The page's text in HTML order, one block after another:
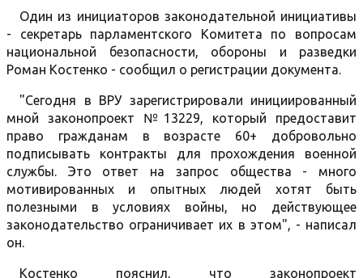
Один из инициаторов законодательной инициативы
- секретарь парламентского Комитета по вопросам
национальной безопасности, обороны и разведки
Роман Костенко - сообщил о регистрации документа.
"Сегодня в ВРУ зарегистрировали инициированный
мной законопроект №13229, который предоставит
право гражданам в возрасте 60+ добровольно
подписывать контракты для прохождения военной
службы. Это ответ на запрос общества - много
мотивированных и опытных людей хотят быть
полезными в условиях войны, но действующее
законодательство ограничивает их в этом", - написал
он.
Костенко пояснил, что законопроект